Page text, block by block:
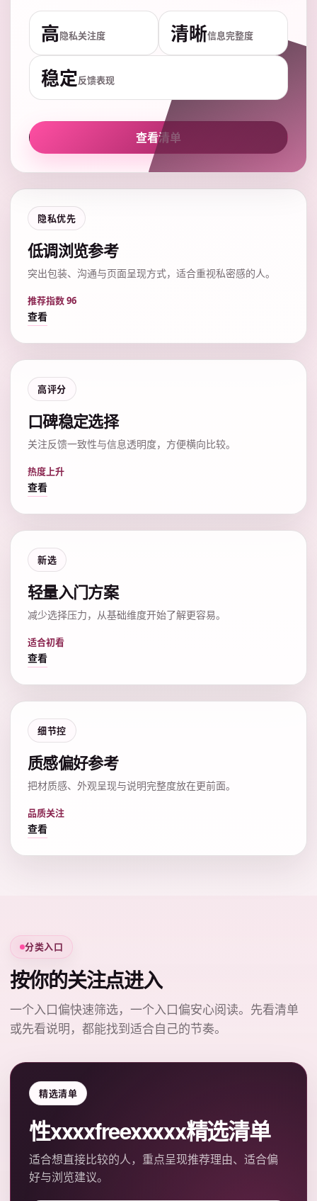
高隐私关注度 清晰信息完整度
稳定反馈表现
查看清单
隐私优先
低调浏览参考
突出包装、沟通与页面呈现方式，适合重视私密感的人。
推荐指数 96
查看
高评分
口碑稳定选择
关注反馈一致性与信息透明度，方便横向比较。
热度上升
查看
新选
轻量入门方案
减少选择压力，从基础维度开始了解更容易。
适合初看
查看
细节控
质感偏好参考
把材质感、外观呈现与说明完整度放在更前面。
品质关注
查看
分类入口
按你的关注点进入
一个入口偏快速筛选，一个入口偏安心阅读。先看清单
或先看说明，都能找到适合自己的节奏。
精选清单
性xxxxfreexxxxx精选清单
适合想直接比较的人，重点呈现推荐理由、适合偏
好与浏览建议。